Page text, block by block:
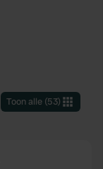
Toon alle(53)